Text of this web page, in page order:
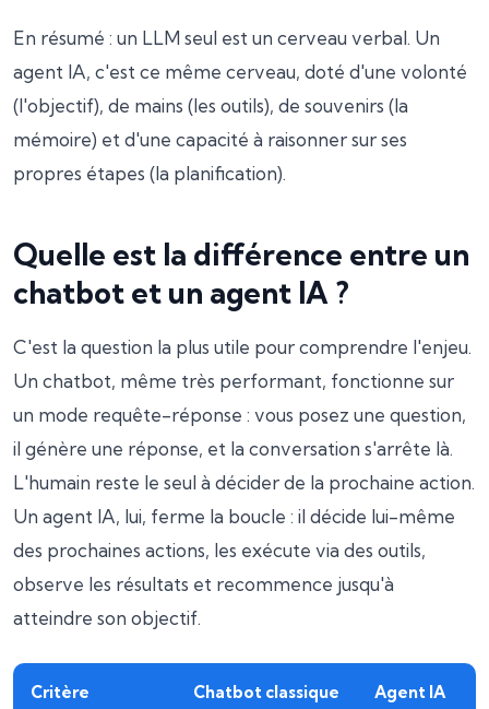
En résumé : un LLM seul est un cerveau verbal. Un
agent IA, c'est ce même cerveau, doté d'une volonté
(l'objectif), de mains (les outils), de souvenirs (la
mémoire) et d'une capacité à raisonner sur ses
propres étapes (la planification).
Quelle est la différence entre un
chatbot et un agent IA ?
C'est la question la plus utile pour comprendre l'enjeu.
Un chatbot, même très performant, fonctionne sur
un mode requête-réponse : vous posez une question,
il génère une réponse, et la conversation s'arrête là.
L'humain reste le seul à décider de la prochaine action.
Un agent IA, lui, ferme la boucle : il décide lui-même
des prochaines actions, les exécute via des outils,
observe les résultats et recommence jusqu'à
atteindre son objectif.
Critère Chatbot classique Agent IA